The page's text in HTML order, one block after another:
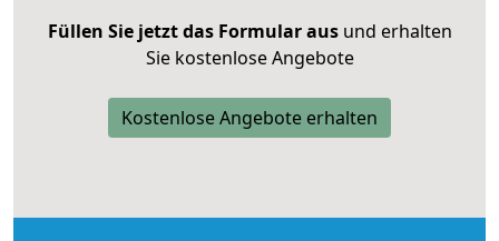
Füllen Sie jetzt das Formular ausund erhalten
Sie kostenlose Angebote
Kostenlose Angebote erhalten